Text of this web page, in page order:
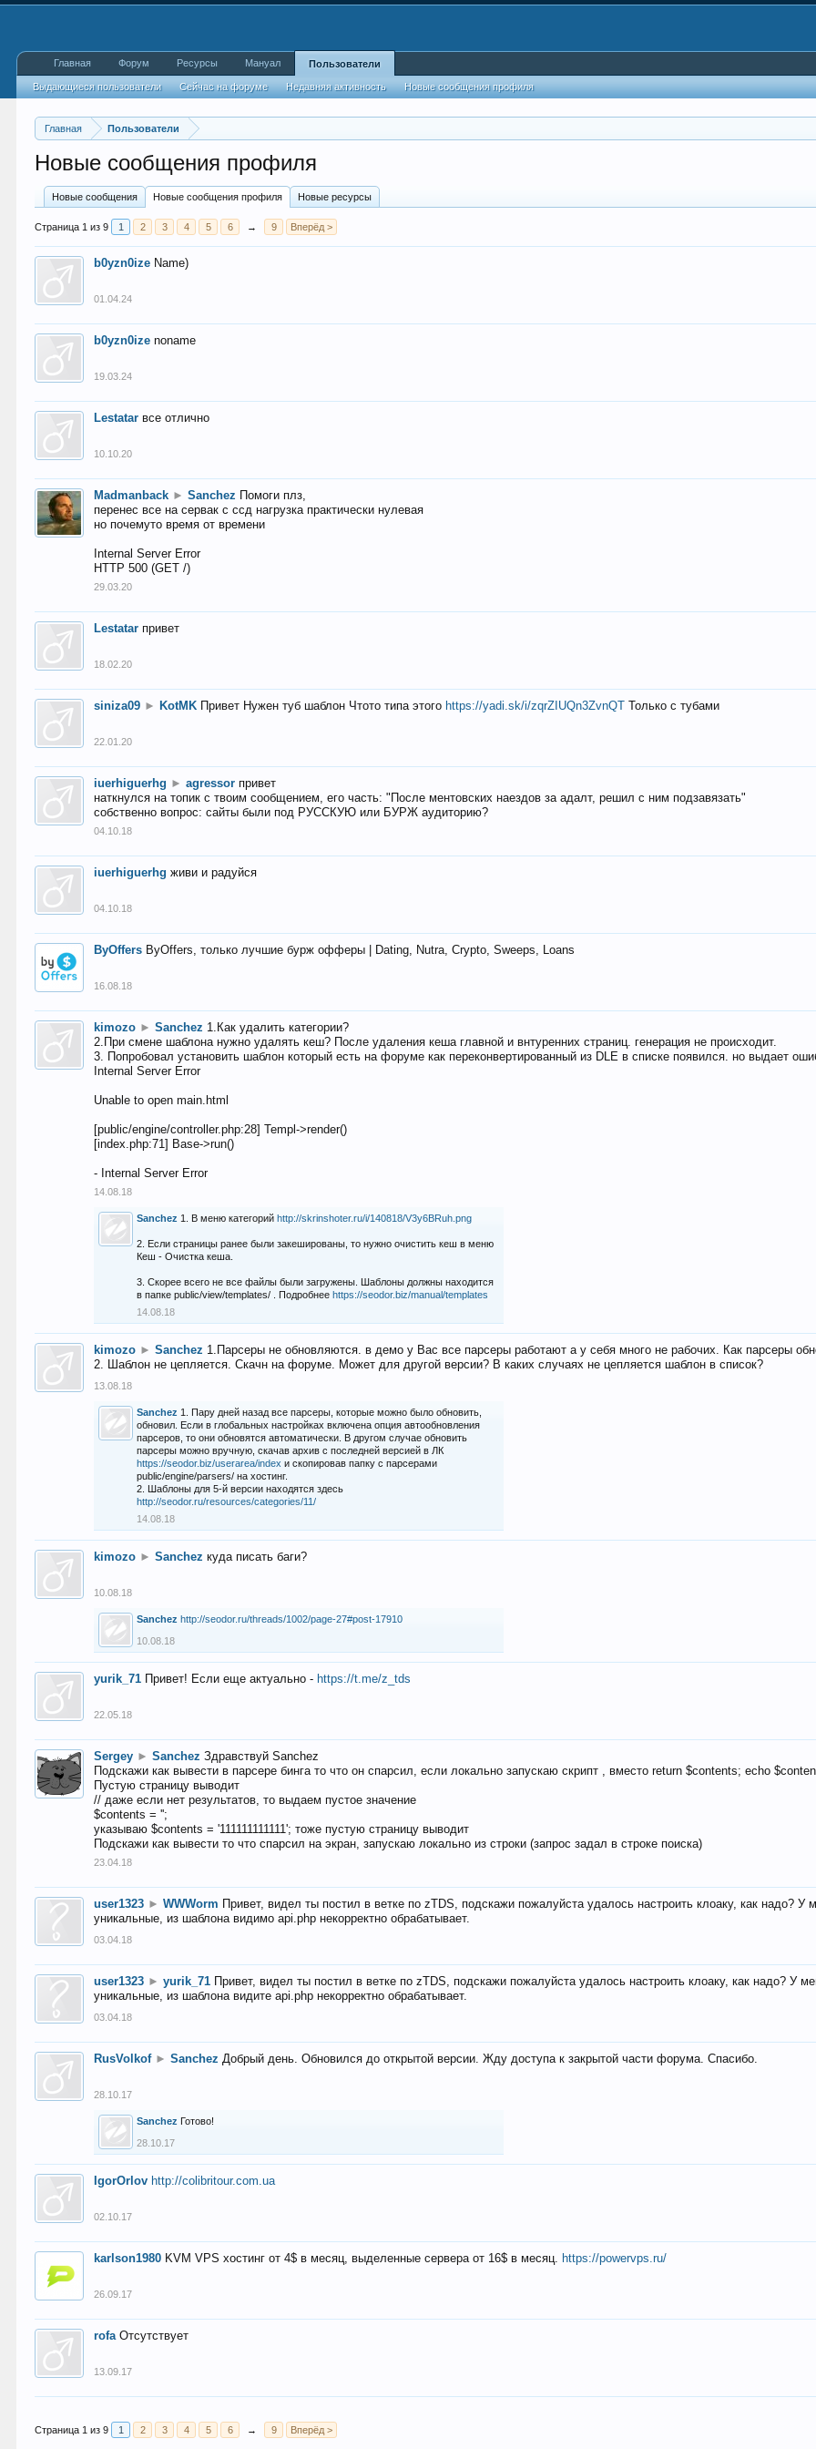
Главная Пользователи
Новые сообщения профиля
Новые сообщения Новые сообщения профиля Новые ресурсы
Страница 1 из 9 1 2 3 4 5 6 → 9 Вперёд >
b0yzn0ize Name)
01.04.24
b0yzn0ize noname
19.03.24
Lestatar все отлично
10.10.20
Madmanback ► Sanchez Помоги плз,
перенес все на сервак с ссд нагрузка практически нулевая
но почемуто время от времени
Internal Server Error
HTTP 500 (GET /)
29.03.20
Lestatar привет
18.02.20
siniza09 ► KotMK Привет Нужен туб шаблон Чтото типа этого https://yadi.sk/i/zqrZIUQn3ZvnQT Только с тубами
22.01.20
iuerhiguerhg ► agressor привет
наткнулся на топик с твоим сообщением, его часть: "После ментовских наездов за адалт, решил с ним подзавязать"
собственно вопрос: сайты были под РУССКУЮ или БУРЖ аудиторию?
04.10.18
iuerhiguerhg живи и радуйся
04.10.18
ByOffers ByOffers, только лучшие бурж офферы | Dating, Nutra, Crypto, Sweeps, Loans
16.08.18
kimozo ► Sanchez 1.Как удалить категории?
2.При смене шаблона нужно удалять кеш? После удаления кеша главной и внтуренних страниц. генерация не происходит.
3. Попробовал установить шаблон который есть на форуме как переконвертированный из DLE в списке появился. но выдает
Internal Server Error
Unable to open main.html
[public/engine/controller.php:28] Templ->render()
[index.php:71] Base->run()
- Internal Server Error
14.08.18
Sanchez 1. В меню категорийhttp://skrinshoter.ru/i/140818/V3y6BRuh.png
2. Если страницы ранее были закешированы, то нужно очистить кеш в меню
Кеш - Очистка кеша.
3. Скорее всего не все файлы были загружены. Шаблоны должны находится
в папке public/view/templates/ . Подробнееhttps://seodor.biz/manual/templates
14.08.18
kimozo ► Sanchez 1.Парсеры не обновляются. в демо у Вас все парсеры работают а у себя много не рабочих. Как парсеры
2. Шаблон не цепляется. Скачн на форуме. Может для другой версии? В каких случаях не цепляется шаблон в список?
13.08.18
Sanchez 1. Пару дней назад все парсеры, которые можно было обновить,
обновил. Если в глобальных настройках включена опция автообновления
парсеров, то они обновятся автоматически. В другом случае обновить
парсеры можно вручную, скачав архив с последней версией в ЛК
https://seodor.biz/userarea/index и скопировав папку с парсерами
public/engine/parsers/ на хостинг.
2. Шаблоны для 5-й версии находятся здесь
http://seodor.ru/resources/categories/11/
14.08.18
kimozo ► Sanchez куда писать баги?
10.08.18
Sanchez http://seodor.ru/threads/1002/page-27#post-17910
10.08.18
yurik_71 Привет! Если еще актуально - https://t.me/z_tds
22.05.18
Sergey ► Sanchez Здравствуй Sanchez
Подскажи как вывести в парсере бинга то что он спарсил, если локально запускаю скрипт , вместо return $contents; echo
Пустую страницу выводит
// даже если нет результатов, то выдаем пустое значение
$contents = '';
указываю $contents = '111111111111'; тоже пустую страницу выводит
Подскажи как вывести то что спарсил на экран, запускаю локально из строки (запрос задал в строке поиска)
23.04.18
user1323 ► WWWorm Привет, видел ты постил в ветке по zTDS, подскажи пожалуйста удалось настроить клоаку, как надо?
уникальные, из шаблона видимо api.php некорректно обрабатывает.
03.04.18
user1323 ► yurik_71 Привет, видел ты постил в ветке по zTDS, подскажи пожалуйста удалось настроить клоаку, как надо? У
уникальные, из шаблона видите api.php некорректно обрабатывает.
03.04.18
RusVolkof ► Sanchez Добрый день. Обновился до открытой версии. Жду доступа к закрытой части форума. Спасибо.
28.10.17
Sanchez Готово!
28.10.17
IgorOrlov http://colibritour.com.ua
02.10.17
karlson1980 KVM VPS хостинг от 4$ в месяц, выделенные сервера от 16$ в месяц. https://powervps.ru/
26.09.17
rofa Отсутствует
13.09.17
Страница 1 из 9 1 2 3 4 5 6 → 9 Вперёд >
Главная Форум Ресурсы Мануал Пользователи
Выдающиеся пользователи Сейчас на форуме Недавняя активность Новые сообщения профиля